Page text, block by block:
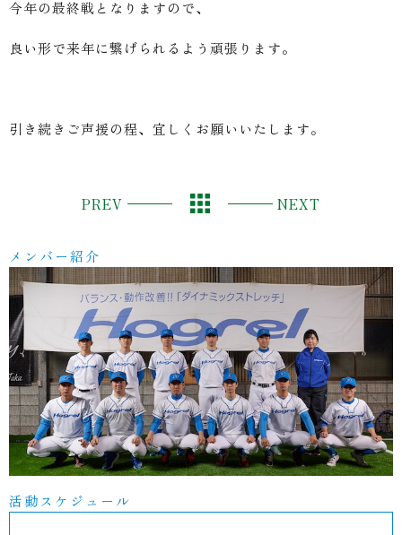
今年の最終戦となりますので、
良い形で来年に繋げられるよう頑張ります。
引き続きご声援の程、宜しくお願いいたします。
PREV NEXT
メンバー紹介
活動スケジュール